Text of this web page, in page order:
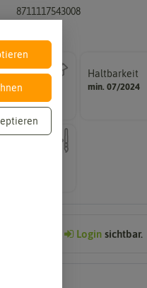
8711117543008
Haltbarkeit
min. 07/2024
Zeitpunkt, bis
gut keimen
mehrfarbig
Loginsichtbar.